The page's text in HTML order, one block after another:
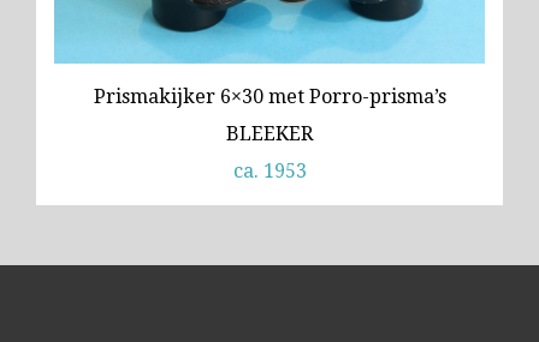
Prismakijker 6×30 met Porro-prisma’s
BLEEKER
ca. 1953